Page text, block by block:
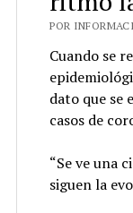
POR
Cuando se
dato que se
casos de
“Se ve una
siguen la